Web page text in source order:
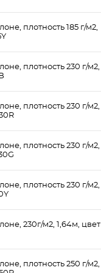
плотность 185 г/м2,
плотность 230 г/м2,
плотность 230 г/м2,
плотность 230 г/м2,
плотность 230 г/м2,
230г/м2, 1,64м, цвет
плотность 250 г/м2,